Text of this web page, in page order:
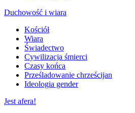
Duchowość i wiara
Kościół
Wiara
Świadectwo
Cywilizacja śmierci
Czasy końca
Prześladowanie chrześcijan
Ideologia gender
Jest afera!